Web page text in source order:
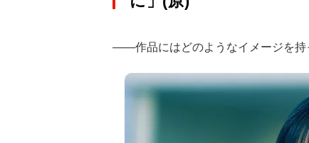
――作品にはどのようなイメージを持